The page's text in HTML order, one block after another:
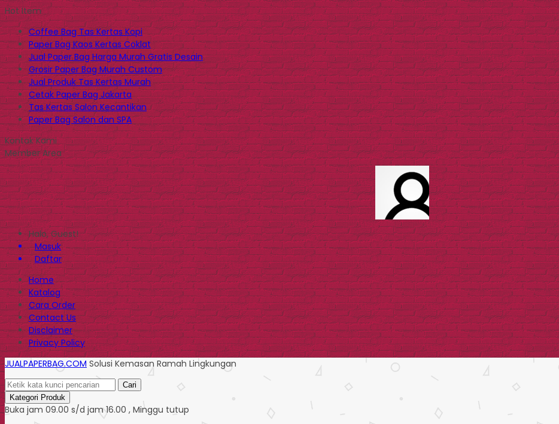
Hot Item
Coffee Bag Tas Kertas Kopi
Paper Bag Kaos Kertas Coklat
Jual Paper Bag Harga Murah Gratis Desain
Grosir Paper Bag Murah Custom
Jual Produk Tas Kertas Murah
Cetak Paper Bag Jakarta
Tas Kertas Salon Kecantikan
Paper Bag Salon dan SPA
Kontak Kami
Member Area
Halo, Guest!
Masuk
Daftar
Home
Katalog
Cara Order
Contact Us
Disclaimer
Privacy Policy
JUALPAPERBAG.COM Solusi Kemasan Ramah Lingkungan
Cari
Kategori Produk
Buka jam 09.00 s/d jam 16.00 , Minggu tutup